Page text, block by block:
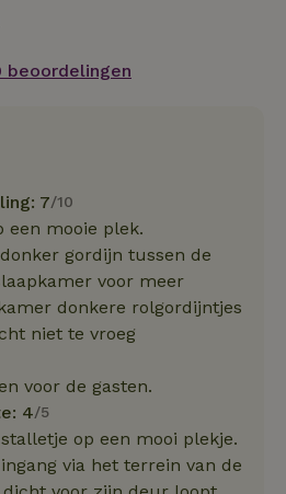
beoordelingen
7/10
een mooie plek.
gordijn tussen de
voor meer
donkere rolgordijntjes
niet te vroeg
voor de gasten.
4/5
op een mooi plekje.
via het terrein van de